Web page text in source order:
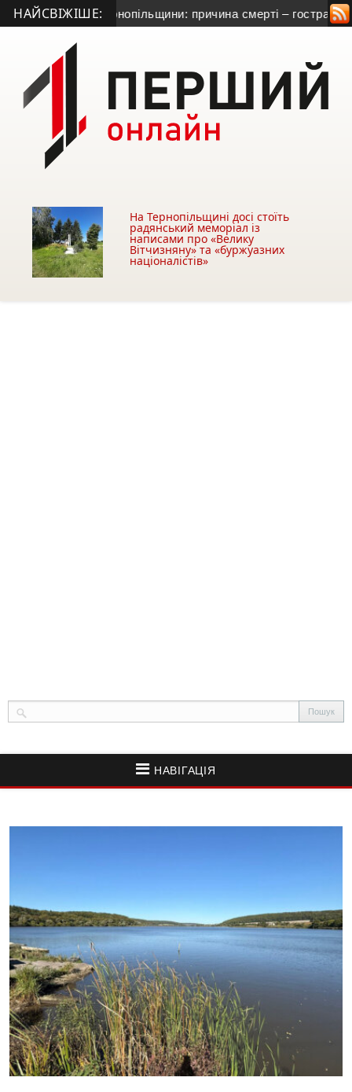
НАЙСВІЖІШЕ:
з Тернопільщини: причина смерті – гостра серцево-
На Тернопільщині досі стоїть
радянський меморіал із
написами про «Велику
Вітчизняну» та «буржуазних
націоналістів»
НАВІГАЦІЯ